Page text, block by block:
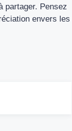
partager. Pensez
envers les